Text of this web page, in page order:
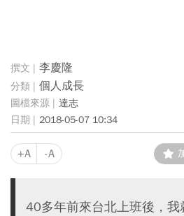
李慶隆
個人成長
達志
2018-05-07 10:34
+A -A
40多年前來台北上班後，我